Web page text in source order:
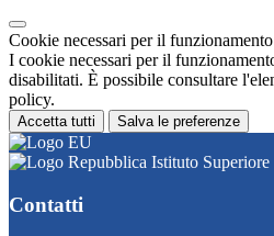
Cookie necessari per il funzionamento
I cookie necessari per il
disabilitati. È possibile consultare
policy.
Accetta tutti Salva le preferenze
Istituto Superiore
Contatti